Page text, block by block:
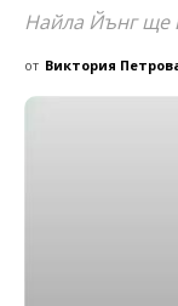
Найла Йънг ще
от Виктория